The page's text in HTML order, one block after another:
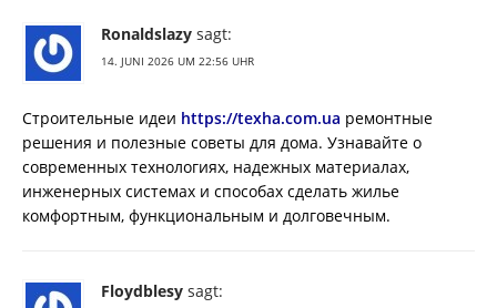
Ronaldslazy sagt:
14. JUNI 2026 UM 22:56 UHR
Строительные идеи https://texha.com.ua ремонтные
решения и полезные советы для дома. Узнавайте о
современных технологиях, надежных материалах,
инженерных системах и способах сделать жилье
комфортным, функциональным и долговечным.
Floydblesy sagt: